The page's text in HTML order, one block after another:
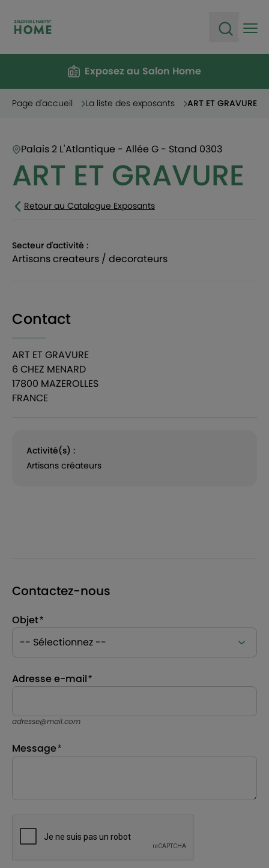
Exposez au Salon Home
Page d'accueil La liste des exposants ART ET GRAVURE
Palais 2 L'Atlantique - Allée G - Stand 0303
ART ET GRAVURE
Retour au Catalogue Exposants
Secteur d'activité :
artisans createurs / decorateurs
Contact
ART ET GRAVURE
6 CHEZ MENARD
17800 MAZEROLLES
FRANCE
Activité(s) :
Artisans créateurs
Contactez-nous
Objet
Adresse e-mail
adresse@mail.com
Message